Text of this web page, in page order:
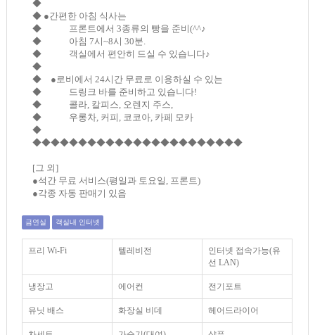
◆
◆ ●간편한 아침 식사는
◆ 프론트에서 3종류의 빵을 준비(^^♪
◆ 아침 7시~8시 30분.
◆ 객실에서 편안히 드실 수 있습니다♪
◆
◆ ●로비에서 24시간 무료로 이용하실 수 있는
◆ 드링크 바를 준비하고 있습니다!
◆ 콜라, 칼피스, 오렌지 주스,
◆ 우롱차, 커피, 코코아, 카페 모카
◆
◆◆◆◆◆◆◆◆◆◆◆◆◆◆◆◆◆◆◆◆◆◆◆
[그 외]
●석간 무료 서비스(평일과 토요일, 프론트)
●각종 자동 판매기 있음
금연실 객실내 인터넷
프리 Wi-Fi 텔레비전
인터넷 접속가능(유
선 LAN)
냉장고 에어컨 전기포트
유닛 배스 화장실 비데 헤어드라이어